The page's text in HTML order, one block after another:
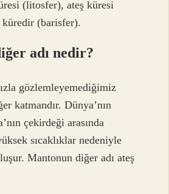
(litosfer), ateş küresi
küredir (barisfer).
adı nedir?
gözlemleyemediğimiz
katmandır. Dünya’nın
çekirdeği arasında
sıcaklıklar nedeniyle
Mantonun diğer adı ateş